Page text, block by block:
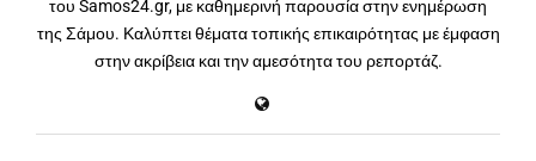
του Samos24.gr, με καθημερινή παρουσία στην ενημέρωση
της Σάμου. Καλύπτει θέματα τοπικής επικαιρότητας με έμφαση
στην ακρίβεια και την αμεσότητα του ρεπορτάζ.